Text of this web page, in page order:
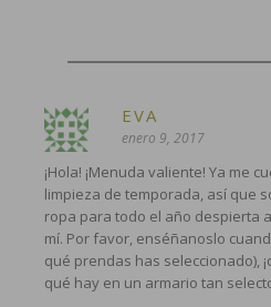
EVA
enero 9, 2017
¡Hola! ¡Menuda valiente! Ya me
limpieza de temporada, así que
ropa para todo el año despierta
mí. Por favor, enséñanoslo
qué prendas has seleccionado),
qué hay en un armario tan